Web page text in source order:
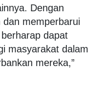
Dengan
memperbarui
dapat
masyarakat dalam
mereka,”